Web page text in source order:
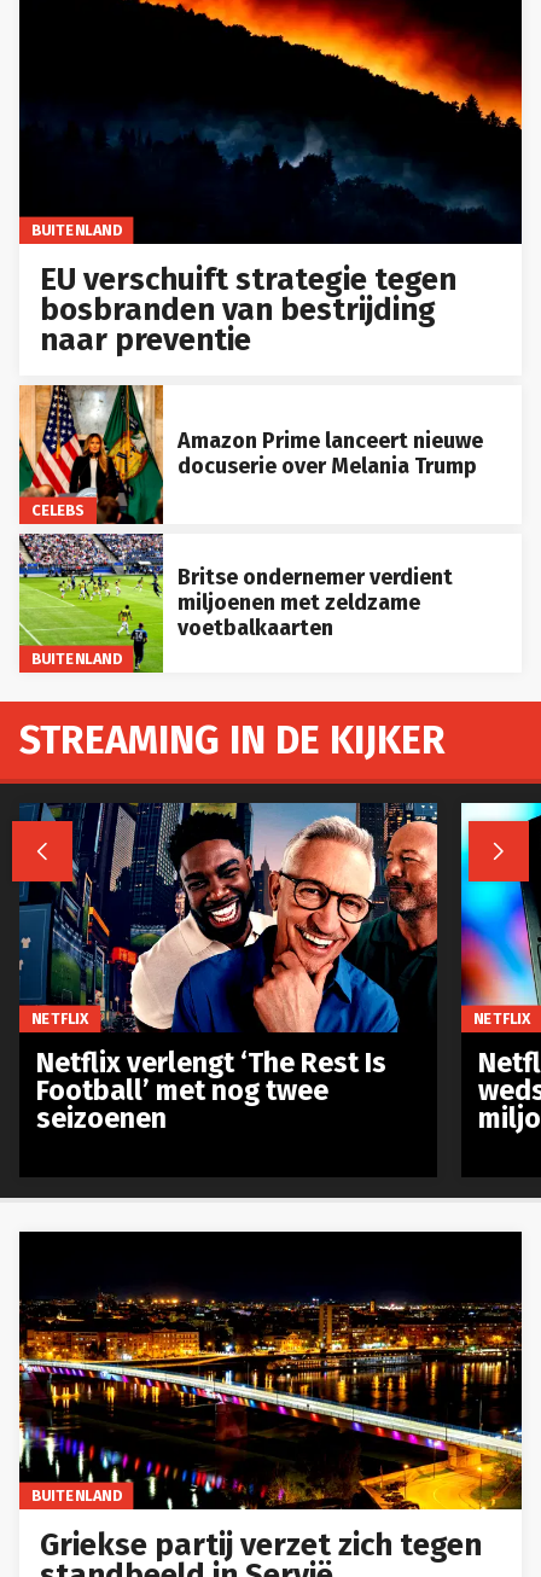
BUITENLAND
EU verschuift strategie tegen
bosbranden van bestrijding
naar preventie
CELEBS
Amazon Prime lanceert nieuwe
docuserie over Melania Trump
BUITENLAND
Britse ondernemer verdient
miljoenen met zeldzame
voetbalkaarten
BUITENLAND
Griekse partij verzet zich tegen
STREAMING IN DE KIJKER
 
NETFLIX
Netflix verlengt ‘The Rest Is
Football’ met nog twee
seizoenen
NETFLIX